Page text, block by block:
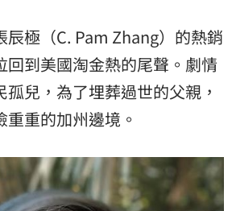
辰極（C. Pam Zhang）的熱銷
回到美國淘金熱的尾聲。劇情
兒，為了埋葬過世的父親，
重的加州邊境。